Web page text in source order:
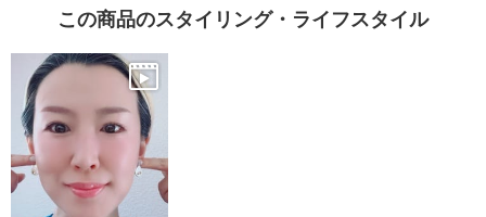
この商品のスタイリング・ライフスタイル